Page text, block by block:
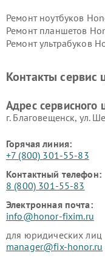
Ремонт ноутбуков
Ремонт планшетов
Ремонт ультрабуков
Контакты сервис
Адрес сервисного
г. Благовещенск, ул.
Горячая линия:
+7 (800) 301-55-83
Контактный телефон:
8 (800) 301-55-83
Электронная почта:
info@honor-fixim.ru
для юридических лиц
manager@fix-honor.ru